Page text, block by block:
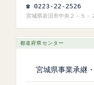
☎ 0223-22-2526
宮城県岩沼市中央２－５－
都道府県センター
宮城県事業承継